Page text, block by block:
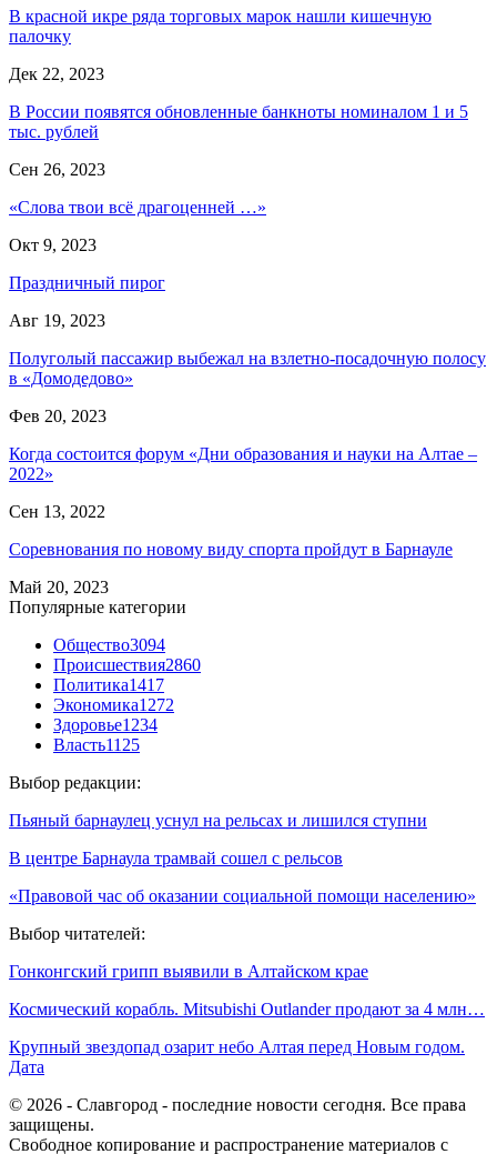
В красной икре ряда торговых марок нашли кишечную
палочку
Дек 22, 2023
В России появятся обновленные банкноты номиналом 1 и 5
тыс. рублей
Сен 26, 2023
«Слова твои всё драгоценней …»
Окт 9, 2023
Праздничный пирог
Авг 19, 2023
Полуголый пассажир выбежал на взлетно-посадочную полосу
в «Домодедово»
Фев 20, 2023
Когда состоится форум «Дни образования и науки на Алтае –
2022»
Сен 13, 2022
Соревнования по новому виду спорта пройдут в Барнауле
Май 20, 2023
Популярные категории
Общество3094
Происшествия2860
Политика1417
Экономика1272
Здоровье1234
Власть1125
Выбор редакции:
Пьяный барнаулец уснул на рельсах и лишился ступни
В центре Барнаула трамвай сошел с рельсов
«Правовой час об оказании социальной помощи населению»
Выбор читателей:
Гонконгский грипп выявили в Алтайском крае
Космический корабль. Mitsubishi Outlander продают за 4 млн…
Крупный звездопад озарит небо Алтая перед Новым годом.
Дата
© 2026 - Славгород - последние новости сегодня. Все права
защищены.
Свободное копирование и распространение материалов с